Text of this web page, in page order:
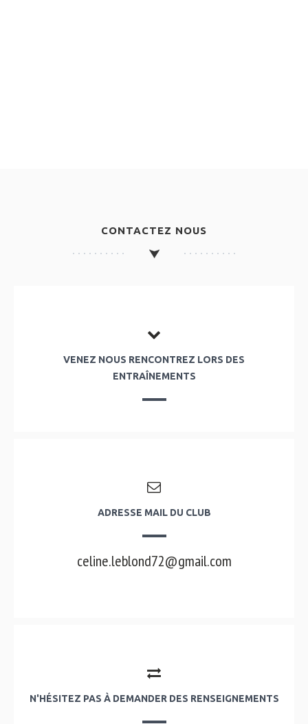
CONTACTEZ NOUS
VENEZ NOUS RENCONTREZ LORS DES
ENTRAÎNEMENTS
ADRESSE MAIL DU CLUB
celine.leblond72@gmail.com
N'HÉSITEZ PAS À DEMANDER DES RENSEIGNEMENTS